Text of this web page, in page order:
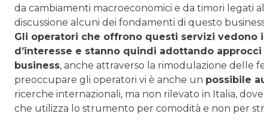
da cambiamenti macroeconomici e da timori legati
discussione alcuni dei fondamenti di questo
Gli operatori che offrono questi servizi vedono
d’interesse e stanno quindi adottando
business, anche attraverso la rimodulazione delle
preoccupare gli operatori vi è anche un possibile
ricerche internazionali, ma non rilevato in Italia,
che utilizza lo strumento per comodità e non per